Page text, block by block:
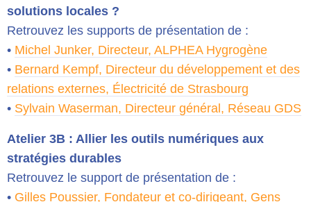
solutions locales ?
Retrouvez les supports de présentation de :
• Michel Junker, Directeur, ALPHEA Hygrogène
• Bernard Kempf, Directeur du développement et des
relations externes, Électricité de Strasbourg
• Sylvain Waserman, Directeur général, Réseau GDS
Atelier 3B : Allier les outils numériques aux
stratégies durables
Retrouvez le support de présentation de :
• Gilles Poussier, Fondateur et co-dirigeant, Gens